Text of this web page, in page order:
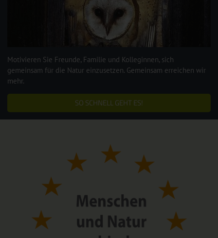
Motivieren Sie Freunde, Familie und Kolleginnen, sich
gemeinsam für die Natur einzusetzen. Gemeinsam erreichen wir
mehr.
SO SCHNELL GEHT ES!